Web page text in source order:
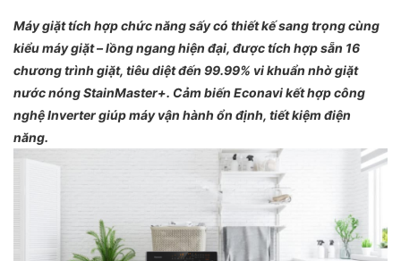
Máy giặt tích hợp chức năng sấy có thiết kế sang trọng cùng
kiểu máy giặt – lồng ngang hiện đại, được tích hợp sẵn 16
chương trình giặt, tiêu diệt đến 99.99% vi khuẩn nhờ giặt
nước nóng StainMaster+. Cảm biến Econavi kết hợp công
nghệ Inverter giúp máy vận hành ổn định, tiết kiệm điện
năng.